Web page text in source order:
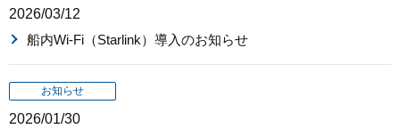
2026/03/12
船内Wi-Fi（Starlink）導入のお知らせ
お知らせ
2026/01/30